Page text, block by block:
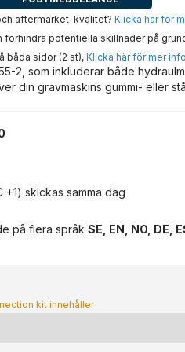
aftermarket-kvalitet? Klicka här för
förhindra potentiella skillnader på
båda sidor (2 st), Klicka här för mer
2, som inkluderar både
din grävmaskins gummi- eller
skickas samma dag
på flera språk SE, EN, NO, DE,
kit innehåller